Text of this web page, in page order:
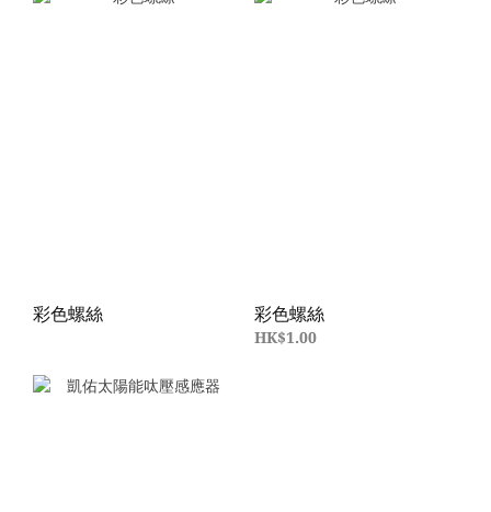
彩色螺絲 彩色螺絲
HK$1.00